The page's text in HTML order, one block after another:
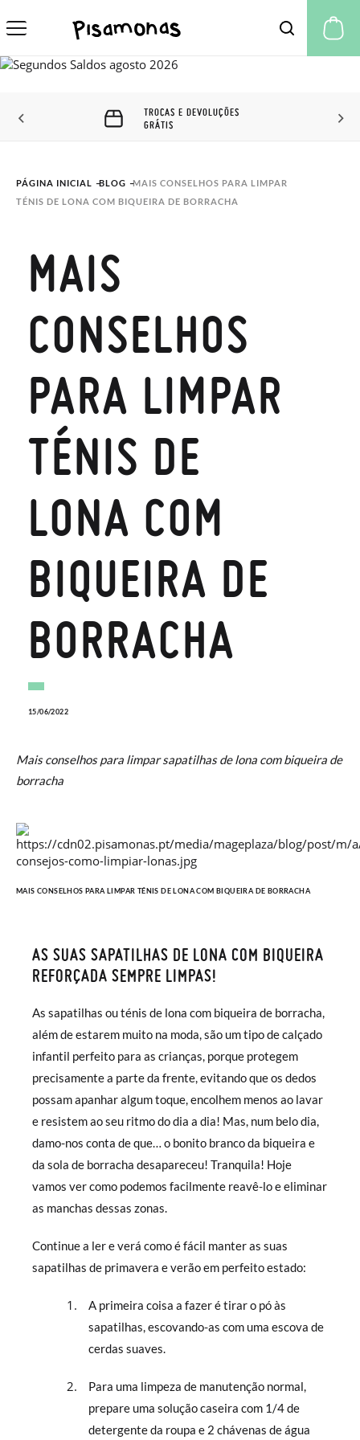
TROCAS E DEVOLUÇÕES
GRÁTIS
PÁGINA INICIAL BLOG
MAIS CONSELHOS PARA LIMPAR
TÉNIS DE LONA COM BIQUEIRA DE BORRACHA
MAIS
CONSELHOS
PARA LIMPAR
TÉNIS DE
LONA COM
BIQUEIRA DE
BORRACHA
15/06/2022
Mais conselhos para limpar sapatilhas de lona com biqueira de
borracha
MAIS CONSELHOS PARA LIMPAR TÉNIS DE LONA COM BIQUEIRA DE BORRACHA
AS SUAS SAPATILHAS DE LONA COM BIQUEIRA
REFORÇADA SEMPRE LIMPAS!
As sapatilhas ou ténis de lona com biqueira de borracha,
além de estarem muito na moda, são um tipo de calçado
infantil perfeito para as crianças, porque protegem
precisamente a parte da frente, evitando que os dedos
possam apanhar algum toque, encolhem menos ao lavar
e resistem ao seu ritmo do dia a dia! Mas, num belo dia,
damo-nos conta de que… o bonito branco da biqueira e
da sola de borracha desapareceu! Tranquila! Hoje
vamos ver como podemos facilmente reavê-lo e eliminar
as manchas dessas zonas.
Continue a ler e verá como é fácil manter as suas
sapatilhas de primavera e verão em perfeito estado:
A primeira coisa a fazer é tirar o pó às
sapatilhas, escovando-as com uma escova de
cerdas suaves.
Para uma limpeza de manutenção normal,
prepare uma solução caseira com 1/4 de
detergente da roupa e 2 chávenas de água